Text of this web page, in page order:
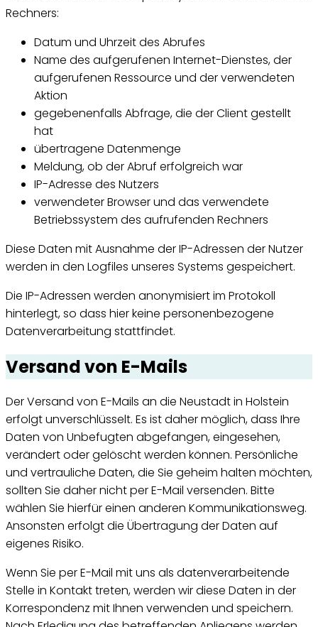
Rechners:
Datum und Uhrzeit des Abrufes
Name des aufgerufenen Internet-Dienstes, der
aufgerufenen Ressource und der verwendeten
Aktion
gegebenenfalls Abfrage, die der Client gestellt
hat
übertragene Datenmenge
Meldung, ob der Abruf erfolgreich war
IP-Adresse des Nutzers
verwendeter Browser und das verwendete
Betriebssystem des aufrufenden Rechners
Diese Daten mit Ausnahme der IP-Adressen der Nutzer
werden in den Logfiles unseres Systems gespeichert.
Die IP-Adressen werden anonymisiert im Protokoll
hinterlegt, so dass hier keine personenbezogene
Datenverarbeitung stattfindet.
Versand von E-Mails
Der Versand von E-Mails an die Neustadt in Holstein
erfolgt unverschlüsselt. Es ist daher möglich, dass Ihre
Daten von Unbefugten abgefangen, eingesehen,
verändert oder gelöscht werden können. Persönliche
und vertrauliche Daten, die Sie geheim halten möchten,
sollten Sie daher nicht per E-Mail versenden. Bitte
wählen Sie hierfür einen anderen Kommunikationsweg.
Ansonsten erfolgt die Übertragung der Daten auf
eigenes Risiko.
Wenn Sie per E-Mail mit uns als datenverarbeitende
Stelle in Kontakt treten, werden wir diese Daten in der
Korrespondenz mit Ihnen verwenden und speichern.